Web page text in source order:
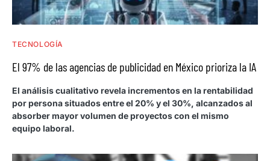
TECNOLOGÍA
El 97% de las agencias de publicidad en México prioriza la IA
El análisis cualitativo revela incrementos en la rentabilidad
por persona situados entre el 20% y el 30%, alcanzados al
absorber mayor volumen de proyectos con el mismo
equipo laboral.